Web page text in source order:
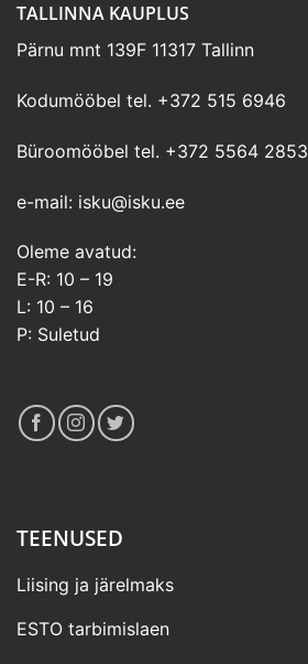
TALLINNA KAUPLUS
Pärnu mnt 139F 11317 Tallinn
Kodumööbel tel. +372 515 6946
Büroomööbel tel. +372 5564 2853
e-mail: isku@isku.ee
Oleme avatud:
E-R: 10 – 19
L: 10 – 16
P: Suletud
TEENUSED
Liising ja järelmaks
ESTO tarbimislaen